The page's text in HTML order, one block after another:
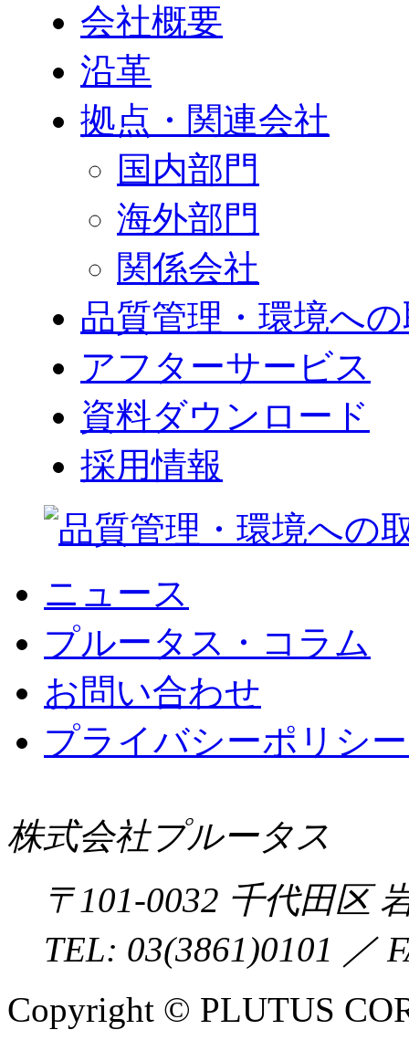
会社概要
沿革
拠点・関連会社
国内部門
海外部門
関係会社
品質管理・環境へ
アフターサービス
資料ダウンロード
採用情報
ニュース
プルータス・コラム
お問い合わせ
プライバシーポリシ
株式会社プルータス
〒101-0032 千代田区
TEL: 03(3861)0101 ／
Copyright © PLUTUS